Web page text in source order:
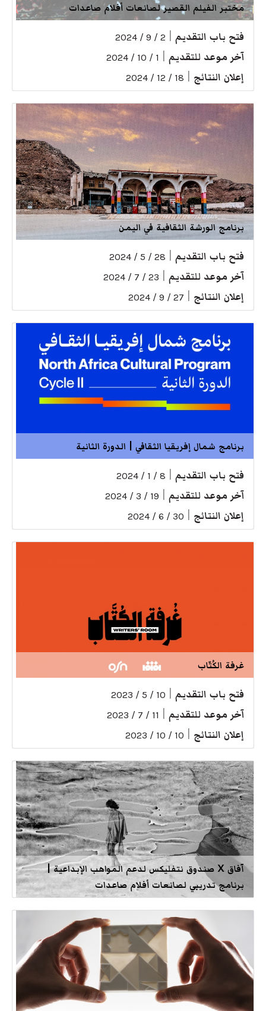
مختبر الفيلم القصير لصانعات أفلام صاعدات
فتح باب التقديم 2 / 9 / 2024
آخر موعد للتقديم 1 / 10 / 2024
إعلان النتائج 18 / 12 / 2024
برنامج الورشة الثقافية في اليمن
فتح باب التقديم 28 / 5 / 2024
آخر موعد للتقديم 23 / 7 / 2024
إعلان النتائج 27 / 9 / 2024
برنامج شمال إفريقيا الثقافي | الدورة الثانية
فتح باب التقديم 8 / 1 / 2024
آخر موعد للتقديم 19 / 3 / 2024
إعلان النتائج 30 / 6 / 2024
غرفة الكُتّاب
فتح باب التقديم 10 / 5 / 2023
آخر موعد للتقديم 11 / 7 / 2023
إعلان النتائج 10 / 10 / 2023
آفاق X صندوق نتفليكس لدعم المواهب الإبداعية |
برنامج تدريبي لصانعات أفلام صاعدات